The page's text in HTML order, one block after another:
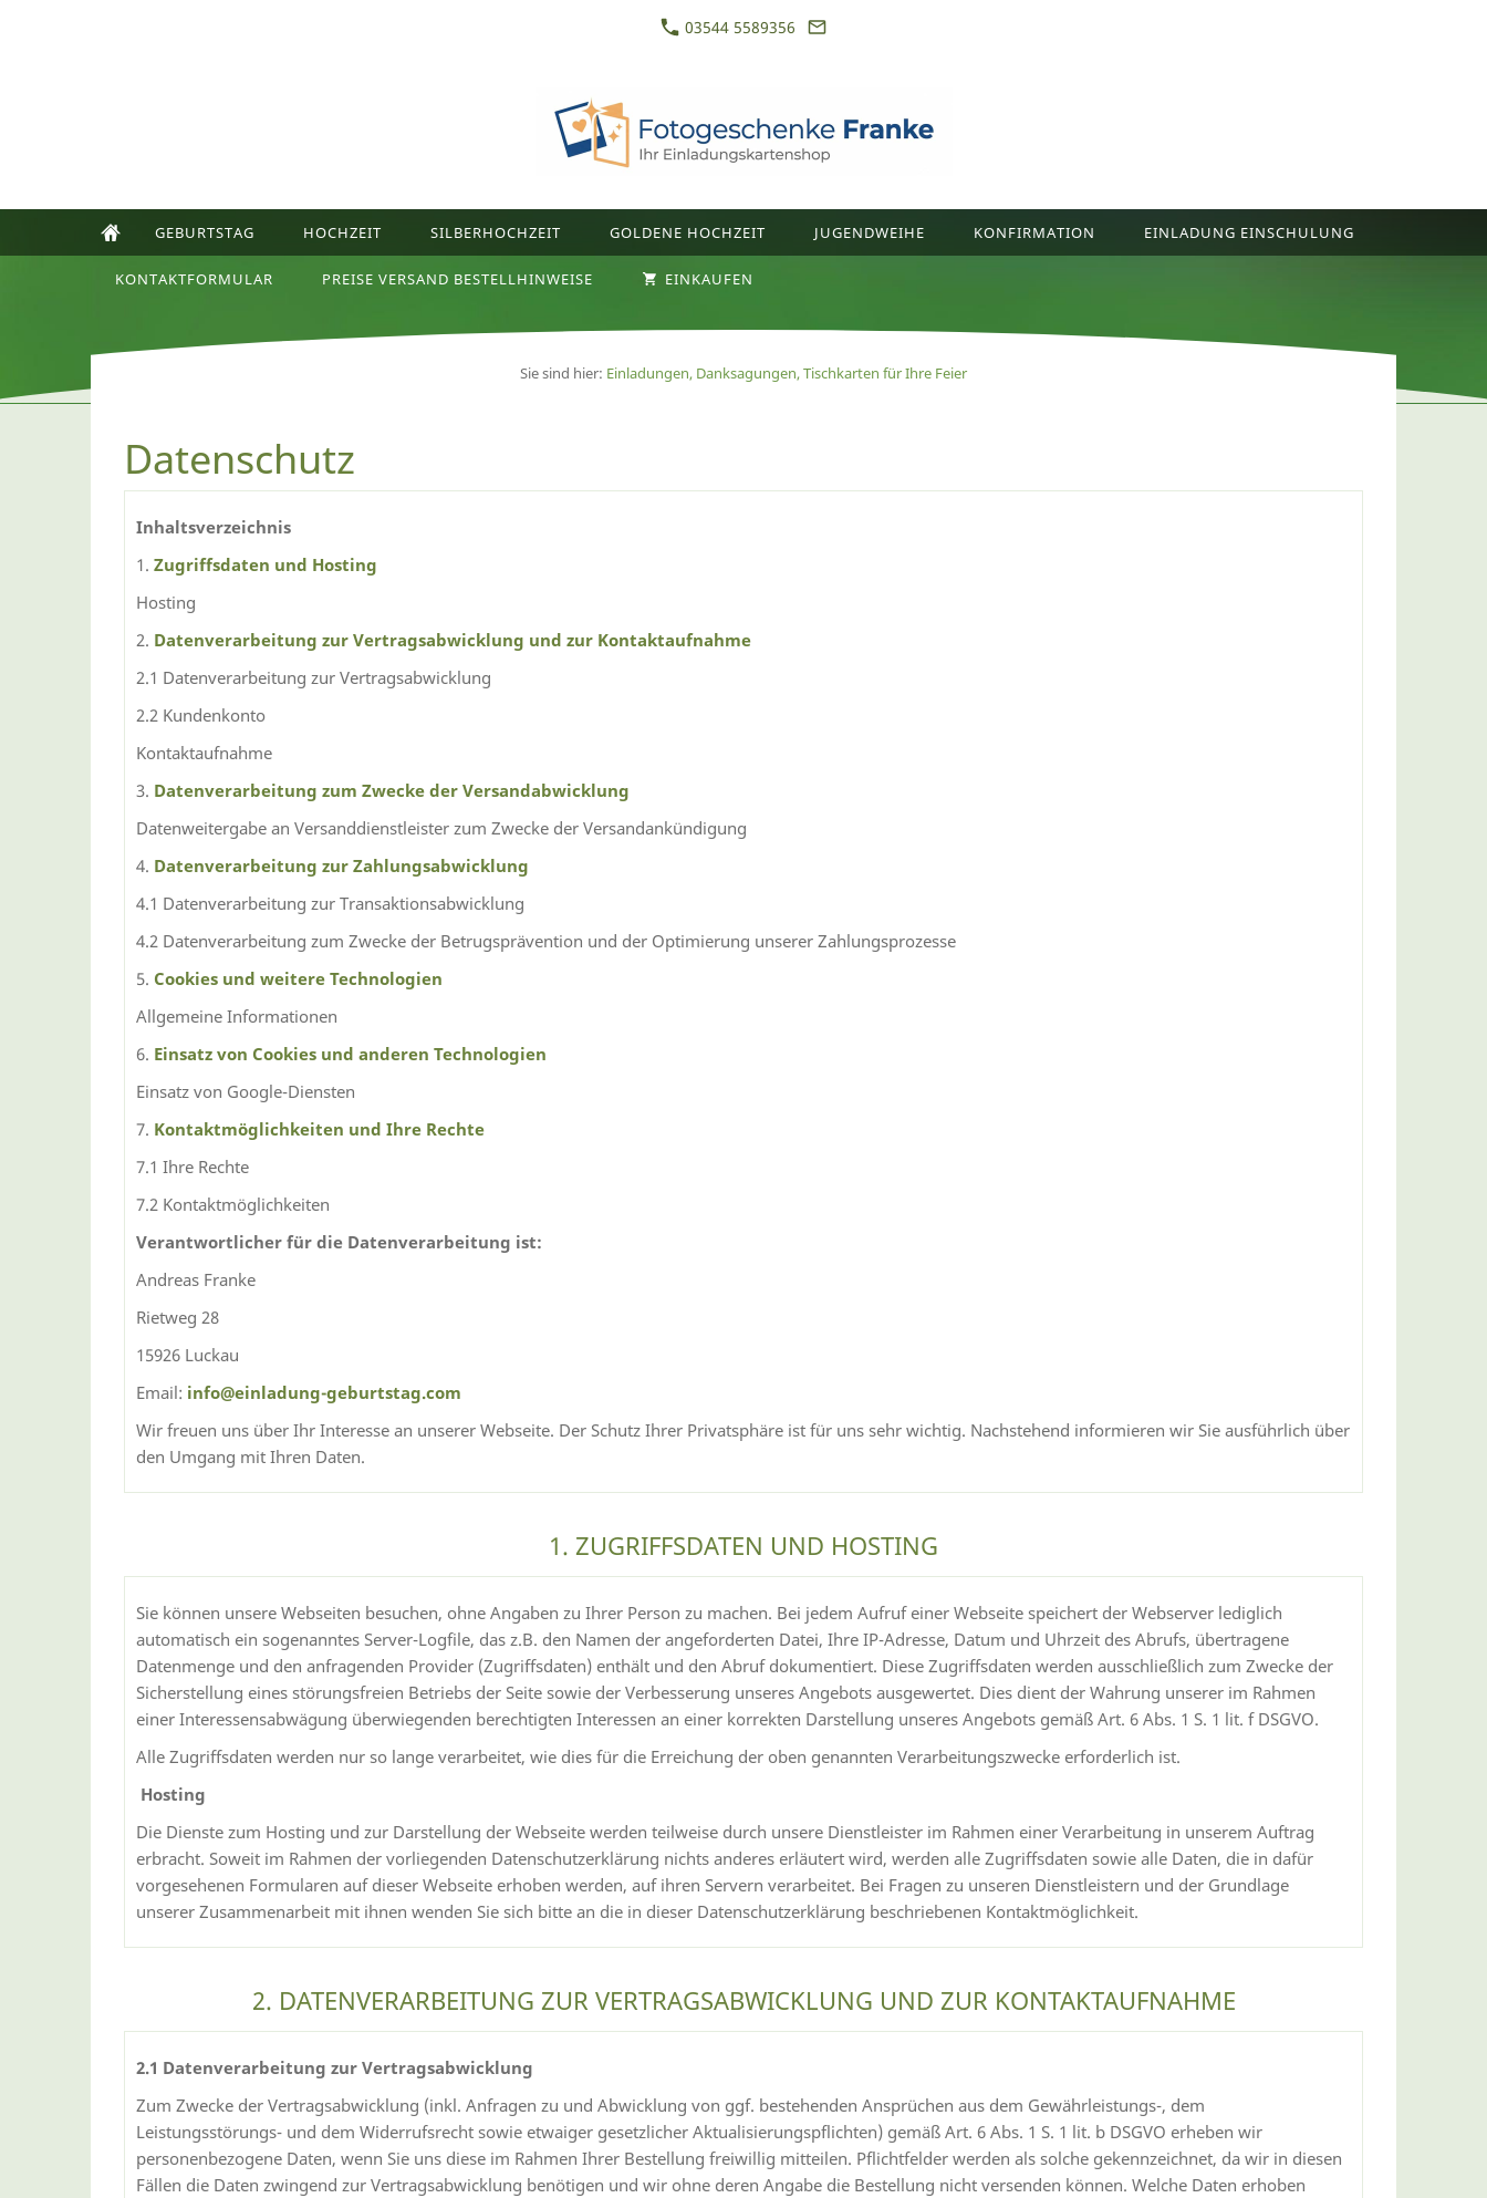
03544 5589356
GEBURTSTAG HOCHZEIT SILBERHOCHZEIT GOLDENE HOCHZEIT JUGENDWEIHE KONFIRMATION EINLADUNG EINSCHULUNG
KONTAKTFORMULAR PREISE VERSAND BESTELLHINWEISE EINKAUFEN
Sie sind hier: Einladungen, Danksagungen, Tischkarten für Ihre Feier
Datenschutz
Inhaltsverzeichnis
1. Zugriffsdaten und Hosting
Hosting
2. Datenverarbeitung zur Vertragsabwicklung und zur Kontaktaufnahme
2.1 Datenverarbeitung zur Vertragsabwicklung
2.2 Kundenkonto
Kontaktaufnahme
3. Datenverarbeitung zum Zwecke der Versandabwicklung
Datenweitergabe an Versanddienstleister zum Zwecke der Versandankündigung
4. Datenverarbeitung zur Zahlungsabwicklung
4.1 Datenverarbeitung zur Transaktionsabwicklung
4.2 Datenverarbeitung zum Zwecke der Betrugsprävention und der Optimierung unserer Zahlungsprozesse
5. Cookies und weitere Technologien
Allgemeine Informationen
6. Einsatz von Cookies und anderen Technologien
Einsatz von Google-Diensten
7. Kontaktmöglichkeiten und Ihre Rechte
7.1 Ihre Rechte
7.2 Kontaktmöglichkeiten
Verantwortlicher für die Datenverarbeitung ist:
Andreas Franke
Rietweg 28
15926 Luckau
Email: info@einladung-geburtstag.com
Wir freuen uns über Ihr Interesse an unserer Webseite. Der Schutz Ihrer Privatsphäre ist für uns sehr wichtig. Nachstehend informieren wir Sie ausführlich über
den Umgang mit Ihren Daten.
1. ZUGRIFFSDATEN UND HOSTING
Sie können unsere Webseiten besuchen, ohne Angaben zu Ihrer Person zu machen. Bei jedem Aufruf einer Webseite speichert der Webserver lediglich
automatisch ein sogenanntes Server-Logfile, das z.B. den Namen der angeforderten Datei, Ihre IP-Adresse, Datum und Uhrzeit des Abrufs, übertragene
Datenmenge und den anfragenden Provider (Zugriffsdaten) enthält und den Abruf dokumentiert. Diese Zugriffsdaten werden ausschließlich zum Zwecke der
Sicherstellung eines störungsfreien Betriebs der Seite sowie der Verbesserung unseres Angebots ausgewertet. Dies dient der Wahrung unserer im Rahmen
einer Interessensabwägung überwiegenden berechtigten Interessen an einer korrekten Darstellung unseres Angebots gemäß Art. 6 Abs. 1 S. 1 lit. f DSGVO.
Alle Zugriffsdaten werden nur so lange verarbeitet, wie dies für die Erreichung der oben genannten Verarbeitungszwecke erforderlich ist.
Hosting
Die Dienste zum Hosting und zur Darstellung der Webseite werden teilweise durch unsere Dienstleister im Rahmen einer Verarbeitung in unserem Auftrag
erbracht. Soweit im Rahmen der vorliegenden Datenschutzerklärung nichts anderes erläutert wird, werden alle Zugriffsdaten sowie alle Daten, die in dafür
vorgesehenen Formularen auf dieser Webseite erhoben werden, auf ihren Servern verarbeitet. Bei Fragen zu unseren Dienstleistern und der Grundlage
unserer Zusammenarbeit mit ihnen wenden Sie sich bitte an die in dieser Datenschutzerklärung beschriebenen Kontaktmöglichkeit.
2. DATENVERARBEITUNG ZUR VERTRAGSABWICKLUNG UND ZUR KONTAKTAUFNAHME
2.1 Datenverarbeitung zur Vertragsabwicklung
Zum Zwecke der Vertragsabwicklung (inkl. Anfragen zu und Abwicklung von ggf. bestehenden Ansprüchen aus dem Gewährleistungs-, dem
Leistungsstörungs- und dem Widerrufsrecht sowie etwaiger gesetzlicher Aktualisierungspflichten) gemäß Art. 6 Abs. 1 S. 1 lit. b DSGVO erheben wir
personenbezogene Daten, wenn Sie uns diese im Rahmen Ihrer Bestellung freiwillig mitteilen. Pflichtfelder werden als solche gekennzeichnet, da wir in diesen
Fällen die Daten zwingend zur Vertragsabwicklung benötigen und wir ohne deren Angabe die Bestellung nicht versenden können. Welche Daten erhoben